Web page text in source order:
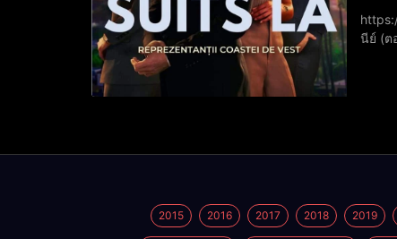
https://
นีย์ (ต
2015 2016 2017 2018 2019